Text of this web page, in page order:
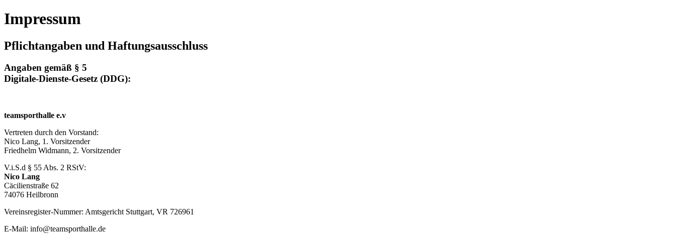
Impressum
Pflichtangaben und Haftungsausschluss
Angaben gemäß § 5
Digitale-Dienste-Gesetz (DDG):
teamsporthalle e.v
Vertreten durch den Vorstand:
Nico Lang, 1. Vorsitzender
Friedhelm Widmann, 2. Vorsitzender
V.i.S.d § 55 Abs. 2 RStV:
Nico Lang
Cäcilienstraße 62
74076 Heilbronn
Vereinsregister-Nummer: Amtsgericht Stuttgart, VR 726961
E-Mail: info@teamsporthalle.de